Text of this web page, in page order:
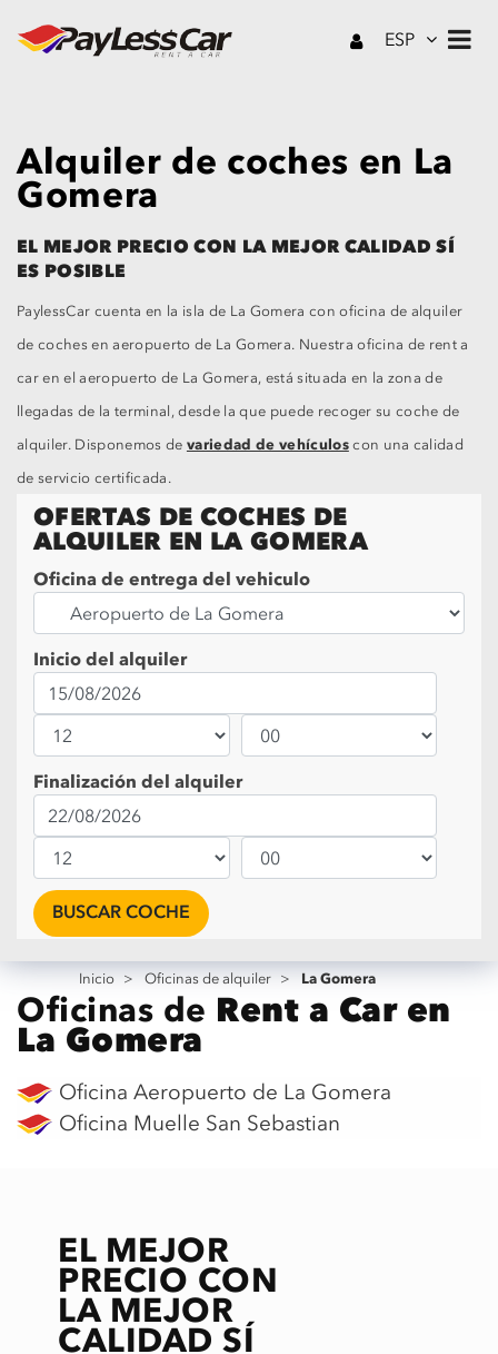
ESP
Alquiler de coches en La
Gomera
EL MEJOR PRECIO CON LA MEJOR CALIDAD SÍ
ES POSIBLE
PaylessCar cuenta en la isla de La Gomera con oficina de alquiler
de coches en aeropuerto de La Gomera. Nuestra oficina de rent a
car en el aeropuerto de La Gomera, está situada en la zona de
llegadas de la terminal, desde la que puede recoger su coche de
alquiler. Disponemos de variedad de vehículoscon una calidad
de servicio certificada.
OFERTAS DE COCHES DE
ALQUILER EN LA GOMERA
Oficina de entrega del vehiculo
Inicio del alquiler
Finalización del alquiler
BUSCAR COCHE
Inicio > Oficinas de alquiler > La Gomera
Oficinas de Rent a Car en
La Gomera
Oficina Aeropuerto de La Gomera
Oficina Muelle San Sebastian
EL MEJOR
PRECIO CON
LA MEJOR
CALIDAD SÍ